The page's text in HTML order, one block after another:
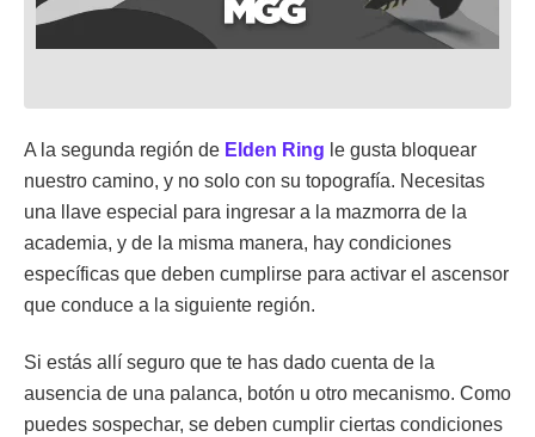
A la segunda región de Elden Ring le gusta bloquear
nuestro camino, y no solo con su topografía. Necesitas
una llave especial para ingresar a la mazmorra de la
academia, y de la misma manera, hay condiciones
específicas que deben cumplirse para activar el ascensor
que conduce a la siguiente región.
Si estás allí seguro que te has dado cuenta de la
ausencia de una palanca, botón u otro mecanismo. Como
puedes sospechar, se deben cumplir ciertas condiciones